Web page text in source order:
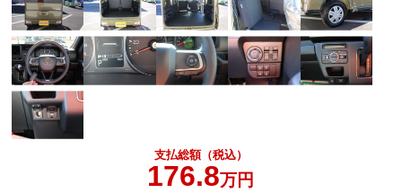
支払総額（税込）
176.8万円